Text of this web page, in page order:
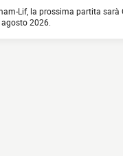
Lif, la prossima partita sarà
2026.